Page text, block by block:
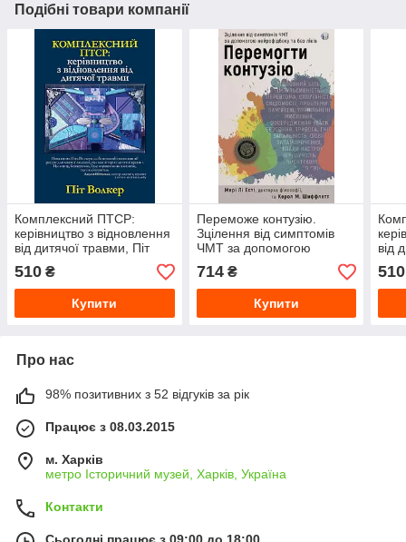
Подібні товари компанії
Комплексний ПТСР:
керівництво з відновлення
від дитячої травми, Піт
Уокер
510 ₴
Купити
Переможе контузію.
Зцілення від симптомів
ЧМТ за допомогою
нейрофідбека та без ліків.
Мері Лісти, Керол М.
Шиффлет
714₴
Купити
від
510
Про нас
98% позитивних з 52 відгуків за рік
Працює з 08.03.2015
м. Харків
метро Історичний музей, Харків, Україна
Контакти